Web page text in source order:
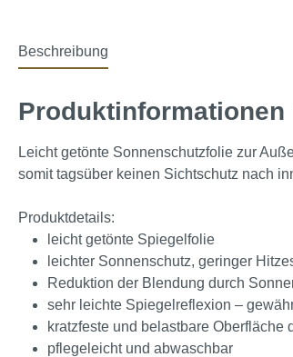
Beschreibung
Leicht getönte Sonnenschutzfolie zur
somit tagsüber keinen Sichtschutz nach
Produktdetails:
leicht getönte Spiegelfolie
leichter Sonnenschutz, geringer
Reduktion der Blendung durch
sehr leichte Spiegelreflexion –
kratzfeste und belastbare Oberfläche
pflegeleicht und abwaschbar